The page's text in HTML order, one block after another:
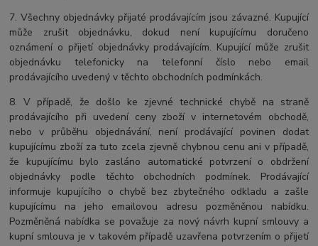
7. Všechny objednávky přijaté prodávajícím jsou závazné. Kupující
může zrušit objednávku, dokud není kupujícímu doručeno
oznámení o přijetí objednávky prodávajícím. Kupující může zrušit
objednávku telefonicky na telefonní číslo nebo email
prodávajícího uvedený v těchto obchodních podmínkách.
8. V případě, že došlo ke zjevné technické chybě na straně
prodávajícího při uvedení ceny zboží v internetovém obchodě,
nebo v průběhu objednávání, není prodávající povinen dodat
kupujícímu zboží za tuto zcela zjevně chybnou cenu ani v případě,
že kupujícímu bylo zasláno automatické potvrzení o obdržení
objednávky podle těchto obchodních podmínek. Prodávající
informuje kupujícího o chybě bez zbytečného odkladu a zašle
kupujícímu na jeho emailovou adresu pozměněnou nabídku.
Pozměněná nabídka se považuje za nový návrh kupní smlouvy a
kupní smlouva je v takovém případě uzavřena potvrzením o přijetí